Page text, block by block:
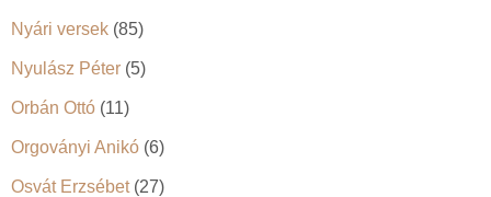
Nyári versek (85)
Nyulász Péter (5)
Orbán Ottó (11)
Orgoványi Anikó (6)
Osvát Erzsébet(27)